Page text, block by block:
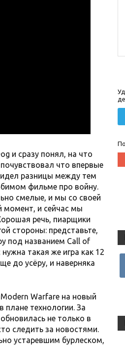
и сразу понял, на что
что впервые
разницы между тем
фильме про войну.
смелые, и мы со своей
момент, и сейчас мы
речь, пиарщики
стороны: представьте,
под названием Call of
такая же игра как 12
до усёру, и наверняка
Warfare на новый
плане технологии. За
не только в
следить за новостями.
устаревшим бурлеском,